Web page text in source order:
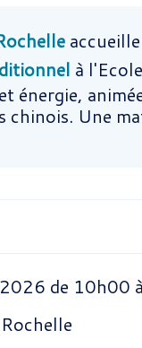
à
énergie,
chinois. Une
de 10h00